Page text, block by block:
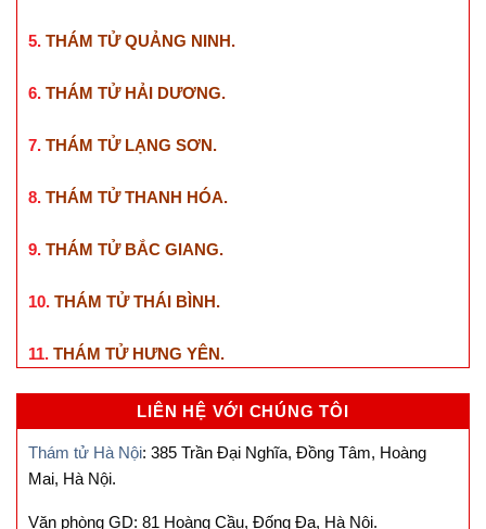
5. THÁM TỬ QUẢNG NINH.
6. THÁM TỬ HẢI DƯƠNG.
7. THÁM TỬ LẠNG SƠN.
8. THÁM TỬ THANH HÓA.
9. THÁM TỬ BẮC GIANG.
10. THÁM TỬ THÁI BÌNH.
11. THÁM TỬ HƯNG YÊN.
LIÊN HỆ VỚI CHÚNG TÔI
Thám tử Hà Nội: 385 Trần Đại Nghĩa, Đồng Tâm, Hoàng
Mai, Hà Nội.
Văn phòng GD: 81 Hoàng Cầu, Đống Đa, Hà Nội.